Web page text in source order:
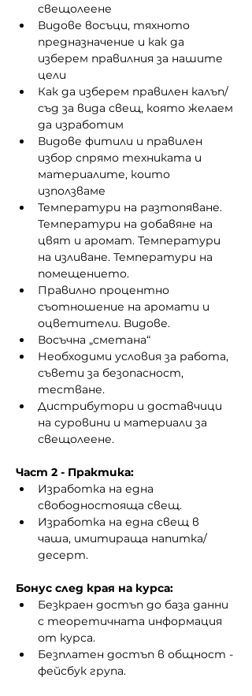
свещолеене
Видове восъци, тяхното
предназначение и как да
изберем правилния за нашите
цели
Как да изберем правилен калъп/
съд за вида свещ, която желаем
да изработим
Видове фитили и правилен
избор спрямо техниката и
материалите, които
използваме
Температури на разтопяване.
Температури на добавяне на
цвят и аромат. Температури
на изливане. Температури на
помещението.
Правилно процентно
съотношение на аромати и
оцветители. Видове.
Восъчна „сметана“
Необходими условия за работа,
съвети за безопасност,
тестване.
Дистрибутори и доставчици
на суровини и материали за
свещолеене.
Част 2 - Практика:
Изработка на една
свободностояща свещ.
Изработка на една свещ в
чаша, имитираща напитка/
десерт.
Бонус след края на курса:
Безкраен достъп до база данни
с теоретичната информация
от курса.
Безплатен достъп в общност -
фейсбук група.